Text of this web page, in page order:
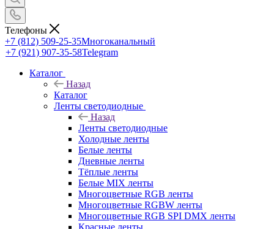
Телефоны
+7 (812) 509-25-35Многоканальный
+7 (921) 907-35-58Telegram
Каталог
Назад
Каталог
Ленты светодиодные
Назад
Ленты светодиодные
Холодные ленты
Белые ленты
Дневные ленты
Тёплые ленты
Белые MIX ленты
Многоцветные RGB ленты
Многоцветные RGBW ленты
Многоцветные RGB SPI DMX ленты
Красные ленты